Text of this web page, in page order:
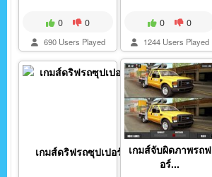
0 0
690 Users Played
0 0
1244 Users Played
เกมส์ดริฟรถซุปเปอร์ค...เกมส์จับผิดภาพรถฟ
อร์...